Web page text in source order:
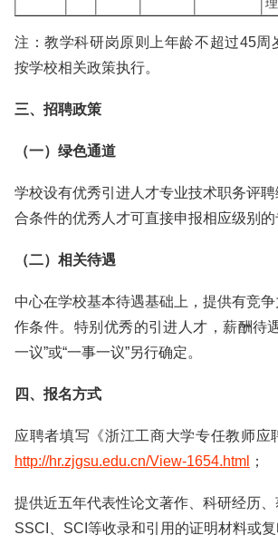
注：教学科研岗原则上年龄不超过45周
按学校相关政策执行。
三、招聘政策
（一）绿色通道
学校设有优秀引进人才专业技术职务评
合条件的优秀人才可直接申报相应级别的
（二）相关待遇
中心在学校基本待遇基础上，提供有竞
作条件。特别优秀的引进人才，薪酬待
一议”或“一事一议”另行确定。
四、报名方式
应聘者填写《浙江工商大学专任教师应
http://hr.zjgsu.edu.cn/View-1654.html
；
提供近五年代表性论文著作、科研经历
SSCI、SCI等收录和引用的证明材料或复